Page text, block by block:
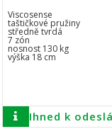
Viscosense
taštičkové pružiny
středně tvrdá
7 zón
nosnost 130 kg
výška 18 cm
Ihned k